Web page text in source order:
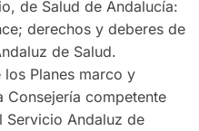
de Salud de Andalucía:
derechos y deberes de
de Salud.
Planes marco y
Consejería competente
Servicio Andaluz de